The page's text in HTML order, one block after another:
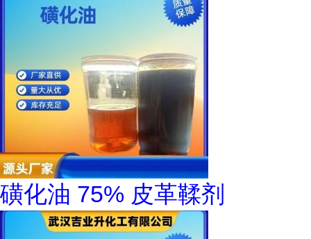
磺化油 75% 皮革鞣剂